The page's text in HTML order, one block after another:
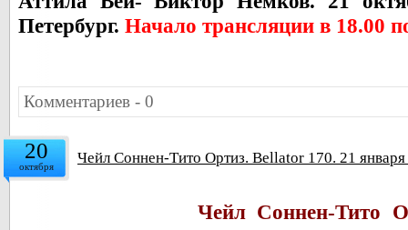
Петербург. Начало трансляции в 18.00
Комментариев - 0
20
октября Чейл Соннен-Тито Ортиз. Bellator 170. 21
Чейл Соннен-Тито